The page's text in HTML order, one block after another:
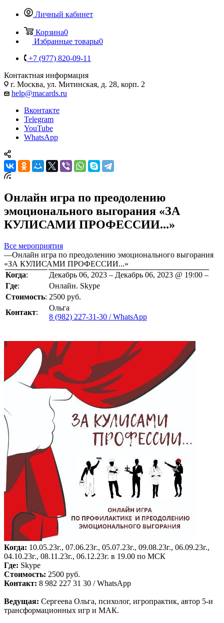
Личный кабинет
Корзина0
Избранные товары0
+7 (977) 820-09-11
Контактная информация
г. Москва, ул. Митинская, д. 28, корп. 2
help@macards.ru
Вконтакте
Telegram
YouTube
WhatsApp
Онлайн игра по преодолению
эмоционального выгорания «ЗА
КУЛИСАМИ ПРОФЕССИИ...»
Все мероприятия
—Онлайн игра по преодолению эмоционального выгорания
«ЗА КУЛИСАМИ ПРОФЕССИИ...»
Когда:
Декабрь 06, 2023 – Декабрь 06, 2023 @ 19:00 –
Где:
Онлайн. Skype
Стоимость: 2500 руб.
Контакт:
Ольга
8 (982) 227-31-30 / WhatsApp
Когда: 10.05.23г., 07.06.23г., 05.07.23г., 09.08.23г., 06.09.23г.,
04.10.23г., 08.11.23г., 06.12.23г. в 19.00 по МСК
Где: Skype
Стоимость: 2500 руб.
Контакт: 8 982 227 31 30 / WhatsApp
Ведущая: Сергеева Ольга, психолог, игропрактик, автор 5-и
трансформационных игр и МАК.